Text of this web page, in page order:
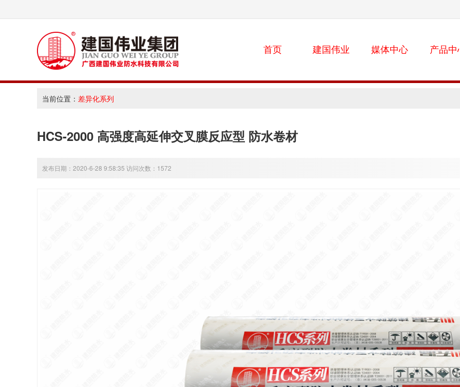
产品中
媒体中心
建国伟业
首页
当前位置： 差异化系列
HCS-2000 高强度高延伸交叉膜反应型 防水卷材
发布日期：2020-6-28 9:58:35 访问次数：1572